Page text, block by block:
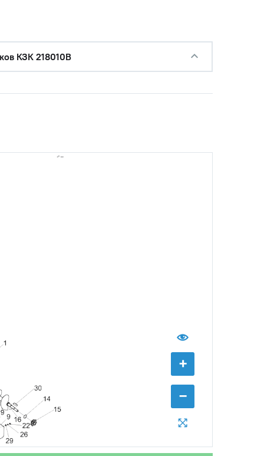
КЗК 218010В
+
−